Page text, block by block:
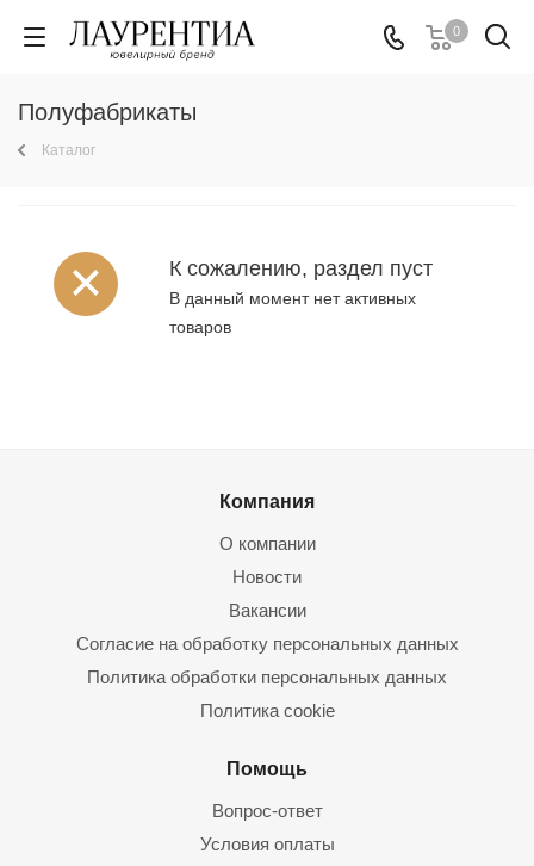
0
Полуфабрикаты
Каталог
К сожалению, раздел пуст
В данный момент нет активных
товаров
Компания
О компании
Новости
Вакансии
Согласие на обработку персональных данных
Политика обработки персональных данных
Политика cookie
Помощь
Вопрос-ответ
Условия оплаты